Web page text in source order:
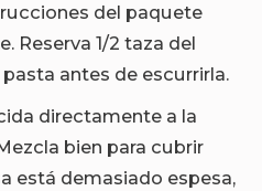
del paquete
Reserva 1/2 taza del
antes de escurrirla.
directamente a la
bien para cubrir
está demasiado espesa,